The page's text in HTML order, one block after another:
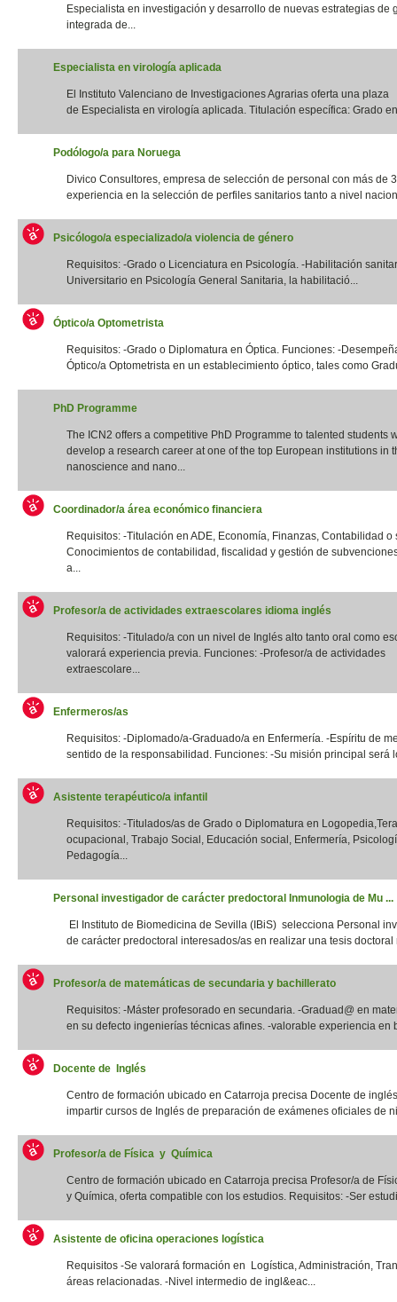
Especialista en investigación y desarrollo de nuevas estrategias de
integrada de...
Especialista en virología aplicada
El Instituto Valenciano de Investigaciones Agrarias oferta una plaza
de Especialista en virología aplicada. Titulación específica: Grado
Podólogo/a para Noruega
Divico Consultores, empresa de selección de personal con más de
experiencia en la selección de perfiles sanitarios tanto a nivel
Psicólogo/a especializado/a violencia de género
Requisitos: -Grado o Licenciatura en Psicología. -Habilitación
Universitario en Psicología General Sanitaria, la habilitació...
Óptico/a Optometrista
Requisitos: -Grado o Diplomatura en Óptica. Funciones: -
Óptico/a Optometrista en un establecimiento óptico, tales como
PhD Programme
The ICN2 offers a competitive PhD Programme to talented students
develop a research career at one of the top European institutions in
nanoscience and nano...
Coordinador/a área económico financiera
Requisitos: -Titulación en ADE, Economía, Finanzas, Contabilidad o
Conocimientos de contabilidad, fiscalidad y gestión de
a...
Profesor/a de actividades extraescolares idioma inglés
Requisitos: -Titulado/a con un nivel de Inglés alto tanto oral como
valorará experiencia previa. Funciones: -Profesor/a de actividades
extraescolare...
Enfermeros/as
Requisitos: -Diplomado/a-Graduado/a en Enfermería. -Espíritu de
sentido de la responsabilidad. Funciones: -Su misión principal será
Asistente terapéutico/a infantil
Requisitos: -Titulados/as de Grado o Diplomatura en
ocupacional, Trabajo Social, Educación social, Enfermería,
Pedagogía...
Personal investigador de carácter predoctoral Inmunologia de Mu ...
El Instituto de Biomedicina de Sevilla (IBiS) selecciona Personal
de carácter predoctoral interesados/as en realizar una tesis doctoral
Profesor/a de matemáticas de secundaria y bachillerato
Requisitos: -Máster profesorado en secundaria. -Graduad@ en
en su defecto ingenierías técnicas afines. -valorable experiencia en
Docente de Inglés
Centro de formación ubicado en Catarroja precisa Docente de
impartir cursos de Inglés de preparación de exámenes oficiales de
Profesor/a de Física y Química
Centro de formación ubicado en Catarroja precisa Profesor/a de
y Química, oferta compatible con los estudios. Requisitos: -Ser
Asistente de oficina operaciones logística
Requisitos -Se valorará formación en Logística, Administración,
áreas relacionadas. -Nivel intermedio de ingl&eac...